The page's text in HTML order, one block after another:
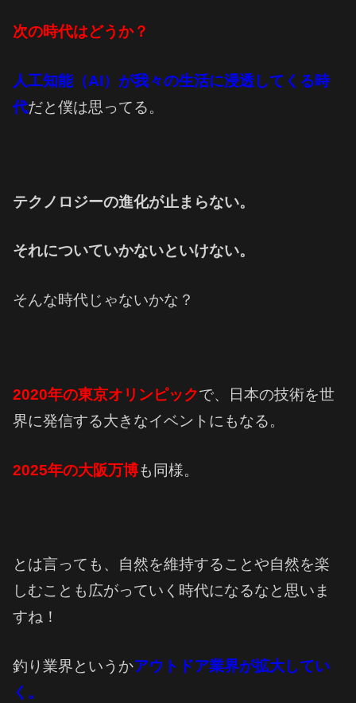
次の時代はどうか？
人工知能（AI）が我々の生活に浸透してくる時
代だと僕は思ってる。
テクノロジーの進化が止まらない。
それについていかないといけない。
そんな時代じゃないかな？
2020年の東京オリンピックで、日本の技術を世
界に発信する大きなイベントにもなる。
2025年の大阪万博も同様。
とは言っても、自然を維持することや自然を楽
しむことも広がっていく時代になるなと思いま
すね！
釣り業界というかアウトドア業界が拡大してい
く。